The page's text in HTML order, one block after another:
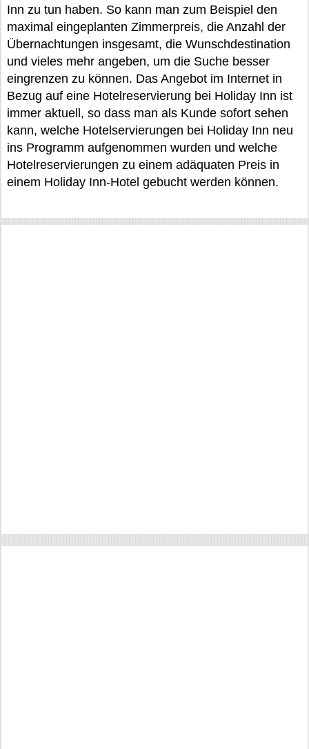
Inn zu tun haben. So kann man zum Beispiel den
maximal eingeplanten Zimmerpreis, die Anzahl der
Übernachtungen insgesamt, die Wunschdestination
und vieles mehr angeben, um die Suche besser
eingrenzen zu können. Das Angebot im Internet in
Bezug auf eine Hotelreservierung bei Holiday Inn ist
immer aktuell, so dass man als Kunde sofort sehen
kann, welche Hotelservierungen bei Holiday Inn neu
ins Programm aufgenommen wurden und welche
Hotelreservierungen zu einem adäquaten Preis in
einem Holiday Inn-Hotel gebucht werden können.